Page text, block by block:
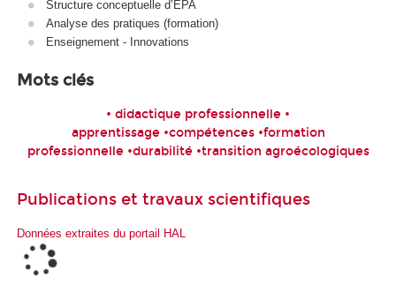
Structure conceptuelle d’EPA
Analyse des pratiques (formation)
Enseignement - Innovations
Mots clés
• didactique professionnelle •
apprentissage •compétences •formation
professionnelle •durabilité •transition agroécologiques
Publications et travaux scientifiques
Données extraites du portail HAL